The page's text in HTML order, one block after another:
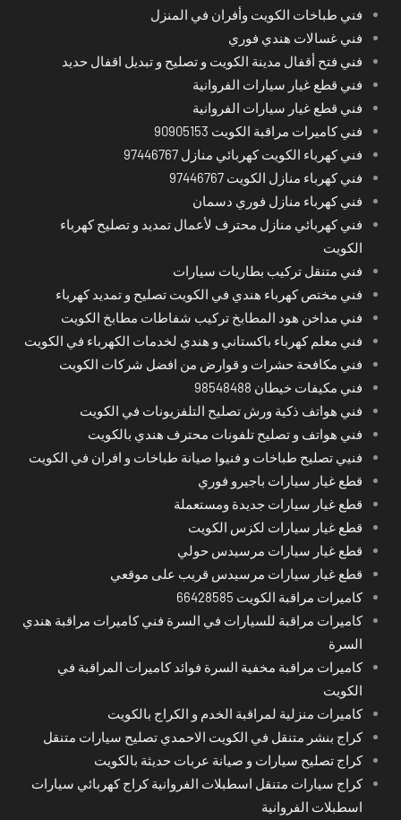
فني طباخات الكويت وأفران في المنزل
فني غسالات هندي فوري
فني فتح أقفال مدينة الكويت و تصليح و تبديل اقفال حديد
فني قطع غيار سيارات الفروانية
فني قطع غيار سيارات الفروانية
فني كاميرات مراقبة الكويت 90905153
فني كهرباء الكويت كهربائي منازل 97446767
فني كهرباء منازل الكويت 97446767
فني كهرباء منازل فوري دسمان
فني كهربائي منازل محترف لأعمال تمديد و تصليح كهرباء
الكويت
فني متنقل تركيب بطاريات سيارات
فني مختص كهرباء هندي في الكويت تصليح و تمديد كهرباء
فني مداخن هود المطابخ تركيب شفاطات مطابخ الكويت
فني معلم كهرباء باكستاني و هندي لخدمات الكهرباء في الكويت
فني مكافحة حشرات و قوارض من افضل شركات الكويت
فني مكيفات خيطان 98548488
فني هواتف ذكية ورش تصليح التلفزيونات في الكويت
فني هواتف و تصليح تلفونات محترف هندي بالكويت
فنيي تصليح طباخات و فنيوا صيانة طباخات و افران في الكويت
قطع غيار سيارات باجيرو فوري
قطع غيار سيارات جديدة ومستعملة
قطع غيار سيارات لكزس الكويت
قطع غيار سيارات مرسيدس حولي
قطع غيار سيارات مرسيدس قريب على موقعي
كاميرات مراقبة الكويت 66428585
كاميرات مراقبة للسيارات في السرة فني كاميرات مراقبة هندي
السرة
كاميرات مراقبة مخفية السرة فوائد كاميرات المراقبة في
الكويت
كاميرات منزلية لمراقبة الخدم و الكراج بالكويت
كراج بنشر متنقل في الكويت الاحمدي تصليح سيارات متنقل
كراج تصليح سيارات و صيانة عربات حديثة بالكويت
كراج سيارات متنقل اسطبلات الفروانية كراج كهربائي سيارات
اسطبلات الفروانية